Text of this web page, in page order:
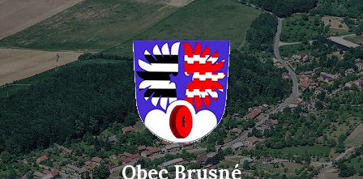
Obec Brusné